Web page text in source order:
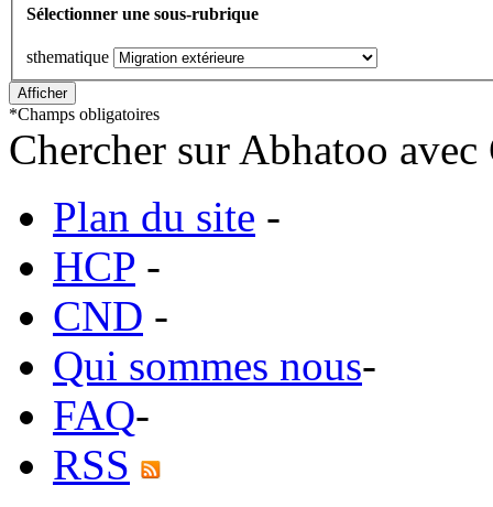
Sélectionner une sous-rubrique
sthematique
*Champs obligatoires
Chercher sur Abhatoo
Plan du site -
HCP -
CND -
Qui sommes nous-
FAQ-
RSS